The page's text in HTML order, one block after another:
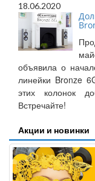
18.06.2020
объявила о
линейки Bronze
этих колонок
Встречайте!
Акции и новинки